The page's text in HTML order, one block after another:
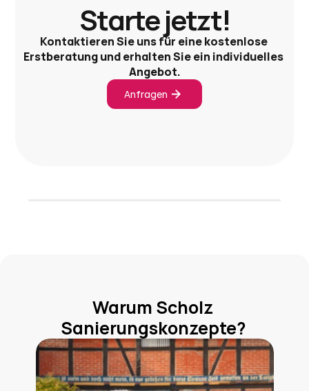
Starte jetzt!
Kontaktieren Sie uns für eine kostenlose
Erstberatung und erhalten Sie ein individuelles
Angebot.
Anfragen
Warum Scholz
Sanierungskonzepte?